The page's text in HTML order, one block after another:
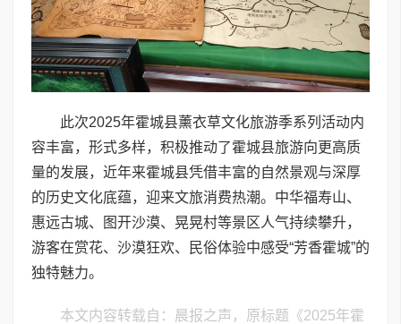
此次2025年霍城县薰衣草文化旅游季系列活动内
容丰富，形式多样，积极推动了霍城县旅游向更高质
量的发展，近年来霍城县凭借丰富的自然景观与深厚
的历史文化底蕴，迎来文旅消费热潮。中华福寿山、
惠远古城、图开沙漠、晃晃村等景区人气持续攀升，
游客在赏花、沙漠狂欢、民俗体验中感受“芳香霍城”的
独特魅力。
本文内容转载自：晨报之声，原标题《2025年霍